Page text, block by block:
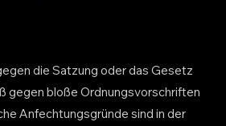
die Satzung oder das Gesetz
gegen bloße Ordnungsvorschriften
Anfechtungsgründe sind in der